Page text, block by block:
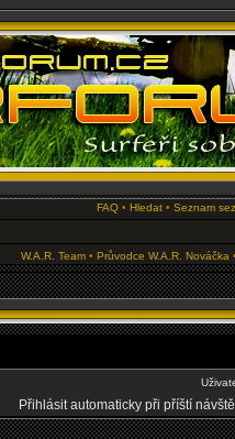
FAQ • Hledat • Seznam
W.A.R. Team• Průvodce W.A.R. Nováčka
Přihlásit automaticky při příští